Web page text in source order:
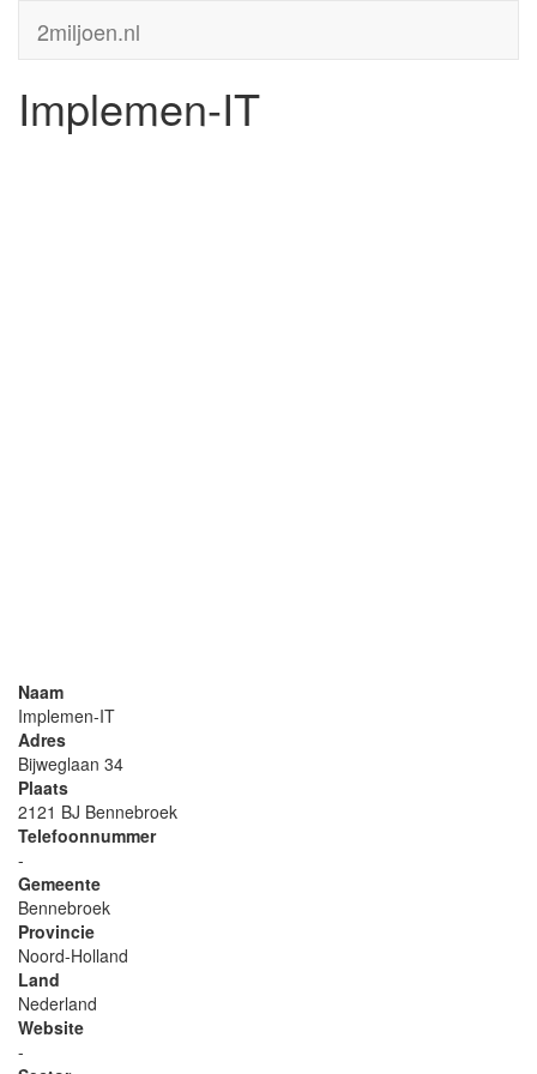
2miljoen.nl
Implemen-IT
Naam
Implemen-IT
Adres
Bijweglaan 34
Plaats
2121 BJ Bennebroek
Telefoonnummer
-
Gemeente
Bennebroek
Provincie
Noord-Holland
Land
Nederland
Website
-